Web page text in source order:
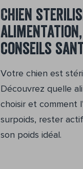
Chien
conseils
Votre chien est
Découvrez quelle
choisir et comment
surpoids, rester
son poids idéal.